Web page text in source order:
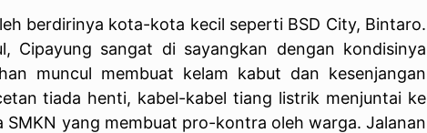
berdirinya kota-kota kecil seperti BSD City, Bintaro.
Cipayung sangat di sayangkan dengan kondisinya
muncul membuat kelam kabut dan kesenjangan
tiada henti, kabel-kabel tiang listrik menjuntai ke
SMKN yang membuat pro-kontra oleh warga. Jalanan